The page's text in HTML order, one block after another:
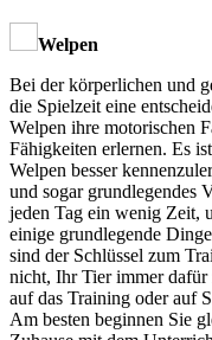
Welpen
Bei der körperlichen und
die Spielzeit eine
Welpen ihre motorischen
Fähigkeiten erlernen. Es
Welpen besser
und sogar grundlegendes
jeden Tag ein wenig Zeit,
einige grundlegende
sind der Schlüssel zum
nicht, Ihr Tier immer dafür
auf das Training oder auf
Am besten beginnen Sie